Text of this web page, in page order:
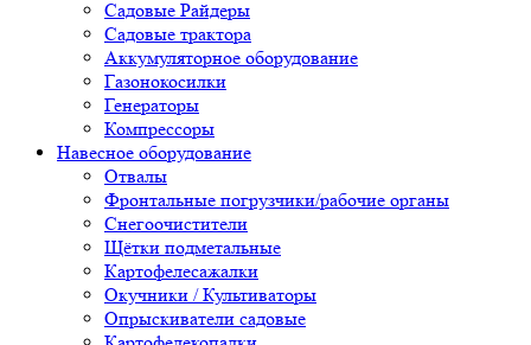
Садовые Райдеры
Садовые трактора
Аккумуляторное оборудование
Газонокосилки
Генераторы
Компрессоры
Навесное оборудование
Отвалы
Фронтальные погрузчики/рабочие органы
Снегоочистители
Щётки подметальные
Картофелесажалки
Окучники / Культиваторы
Опрыскиватели садовые